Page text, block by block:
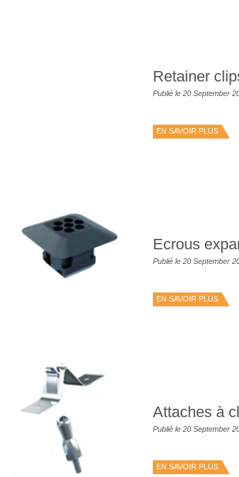
Retainer
Publié le 20 September
EN SAVOIR PLUS
Ecrous
Publié le 20 September
EN SAVOIR PLUS
Attaches à
Publié le 20 September
EN SAVOIR PLUS